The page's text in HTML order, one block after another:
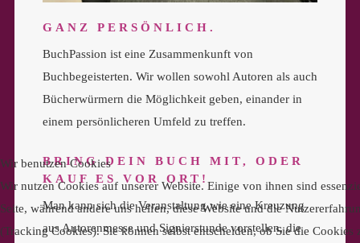
GANZ PERSÖNLICH.
BuchPassion ist eine Zusammenkunft von
Buchbegeisterten. Wir wollen sowohl Autoren als auch
Bücherwürmern die Möglichkeit geben, einander in
einem persönlicheren Umfeld zu treffen.
BRING DEIN BUCH MIT, ODER
KAUF ES VOR ORT!
Man kann sich die Veranstaltung wie eine Kreuzung
aus Autorenmesse und Signierstunde vorstellen, die
Wir benutzen Cookies
Wir nutzen Cookies auf unserer Website. Einige von ihnen sind
Seite, während andere uns helfen, diese Website und die
(Tracking Cookies). Sie können selbst entscheiden, ob Sie die Cookies